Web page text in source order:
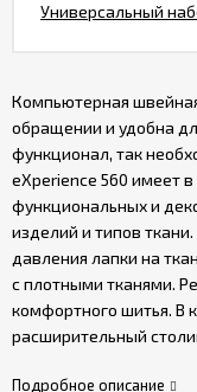
Компьютерная
обращении и удобна
функционал, так
eXperience 560 имеет
функциональных и
изделий и типов
давления лапки на
с плотными тканями.
комфортного шитья. В
расширительный
Подробное описание
Универсальный